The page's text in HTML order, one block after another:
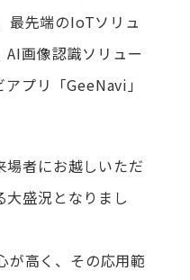
最先端のIoTソリュ
AI画像認識ソリュー
プリ「GeeNavi」
場者にお越しいただ
大盛況となりまし
が高く、その応用範